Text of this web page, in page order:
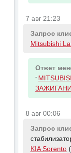
7 авг 21:23
Запрос
Mitsubishi
Ответ
-
8 авг 00:06
Запрос
KIA Sorento